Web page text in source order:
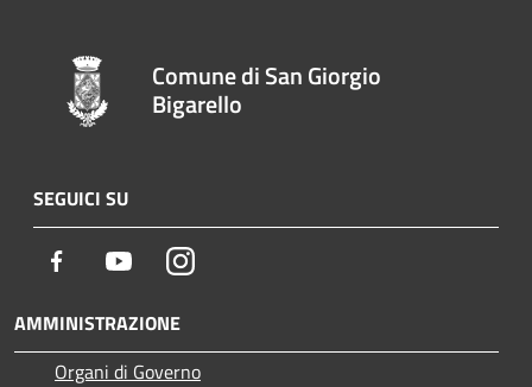
Comune di San Giorgio
Bigarello
SEGUICI SU
Facebook YoutubeInstagram
AMMINISTRAZIONE
Organi di Governo